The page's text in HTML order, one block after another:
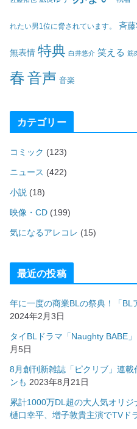
れたい男1位に脅されています。 斉
無表情 特典 白井悠介 笑える 筋
春音声 音楽
カテゴリー
コミック (123)
ニュース (422)
小説 (18)
映像・CD (199)
気になるアレコレ (15)
最近の投稿
年に一度の商業BLの祭典！「BL
2024年2月3日
タイBLドラマ「Naughty BABE
月5日
8月創刊新雑誌「ピクリブ」連
ンも 2023年8月21日
累計1000万DL超の大人気オリ
樋口幸平、増子敦貴主演でTVド